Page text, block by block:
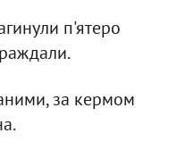
п'ятеро
за кермом